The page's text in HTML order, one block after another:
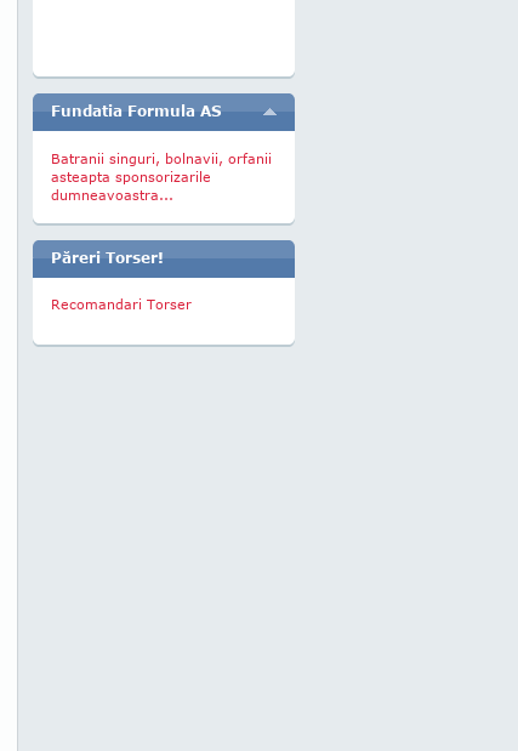
Fundatia Formula AS
Batranii singuri, bolnavii, orfanii
asteapta sponsorizarile
dumneavoastra...
Păreri Torser!
Recomandari Torser